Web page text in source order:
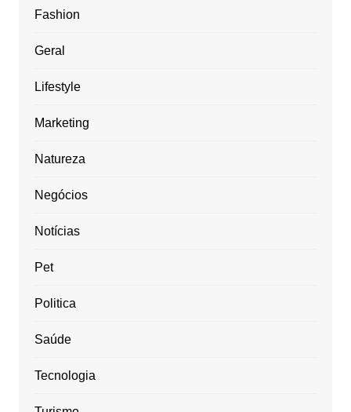
Fashion
Geral
Lifestyle
Marketing
Natureza
Negócios
Notícias
Pet
Politica
Saúde
Tecnologia